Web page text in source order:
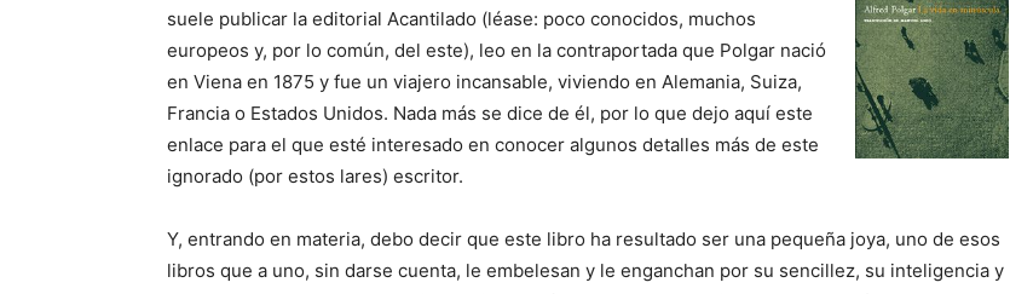
suele publicar la editorial Acantilado (léase: poco conocidos, muchos
europeos y, por lo común, del este), leo en la contraportada que Polgar nació
en Viena en 1875 y fue un viajero incansable, viviendo en Alemania, Suiza,
Francia o Estados Unidos. Nada más se dice de él, por lo que dejo aquí este
enlace para el que esté interesado en conocer algunos detalles más de este
ignorado (por estos lares) escritor.
Y, entrando en materia, debo decir que este libro ha resultado ser una pequeña joya, uno de esos
libros que a uno, sin darse cuenta, le embelesan y le enganchan por su sencillez, su inteligencia y